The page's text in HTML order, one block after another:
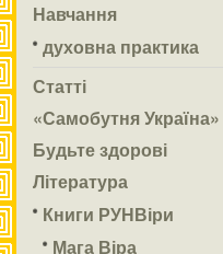
Навчання
духовна практика
Статті
«Самобутня Україна»
Будьте здорові
Література
Книги РУНВіри
Мага Віра